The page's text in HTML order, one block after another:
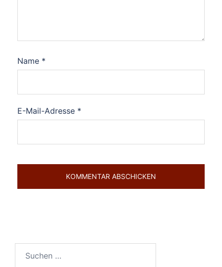
Name *
E-Mail-Adresse *
nach: